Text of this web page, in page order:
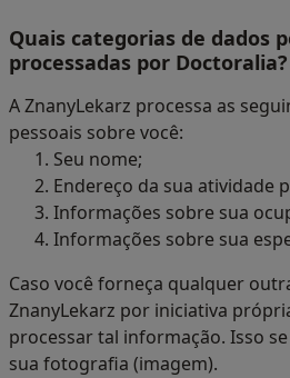
Quais categorias de dados
processadas por Doctoralia?
A ZnanyLekarz processa as
pessoais sobre você:
Seu nome;
Endereço da sua atividade
Informações sobre sua
Informações sobre sua
Caso você forneça qualquer
ZnanyLekarz por iniciativa
processar tal informação. Isso
sua fotografia (imagem).